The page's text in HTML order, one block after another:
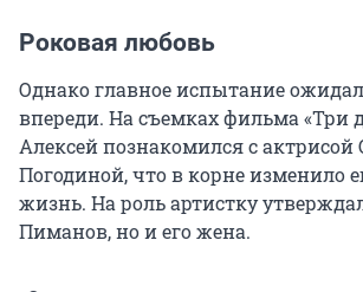
Роковая любовь
Однако главное испытание
впереди. На съемках фильма «Три
Алексей познакомился с актрисой
Погодиной, что в корне изменило
жизнь. На роль артистку
Пиманов, но и его жена.